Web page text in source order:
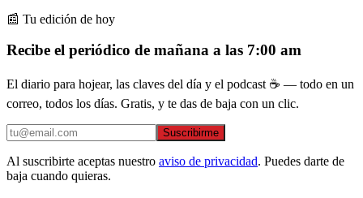
📰 Tu edición de hoy
Recibe el periódico de mañana a las 7:00 am
El diario para hojear, las claves del día y el podcast ☕ — todo en un
correo, todos los días. Gratis, y te das de baja con un clic.
Suscribirme
Al suscribirte aceptas nuestro aviso de privacidad. Puedes darte de
baja cuando quieras.